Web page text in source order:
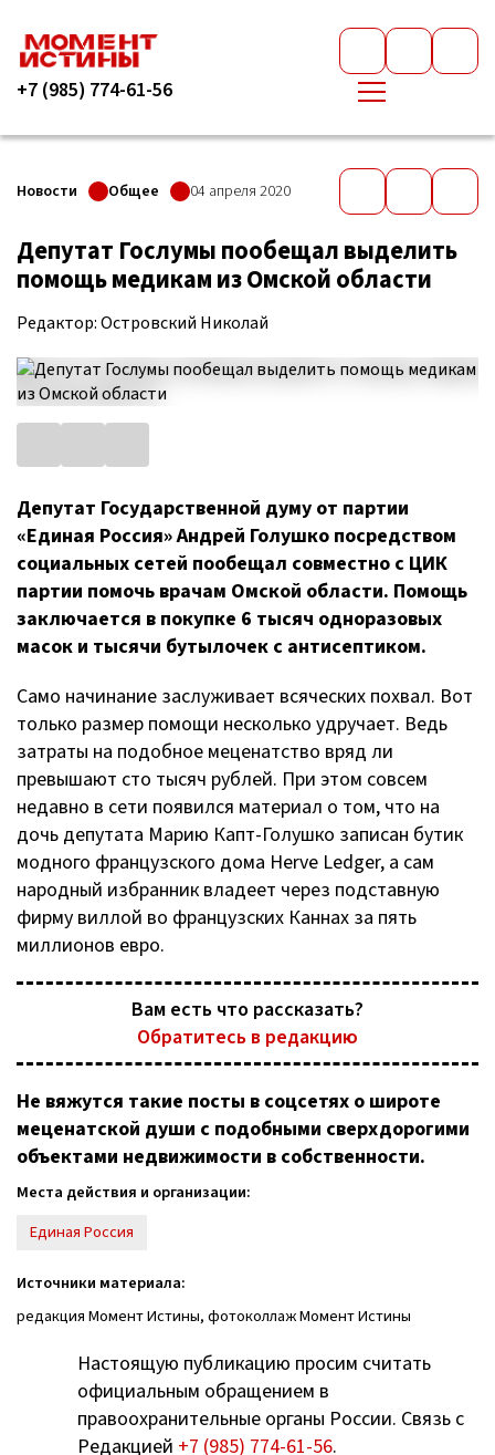
+7 (985) 774-61-56
Новости Общее 04 апреля 2020
Депутат Гослумы пообещал выделить
помощь медикам из Омской области
Редактор: Островский Николай
Депутат Государственной думу от партии
«Единая Россия» Андрей Голушко посредством
социальных сетей пообещал совместно с ЦИК
партии помочь врачам Омской области. Помощь
заключается в покупке 6 тысяч одноразовых
масок и тысячи бутылочек с антисептиком.
Само начинание заслуживает всяческих похвал. Вот
только размер помощи несколько удручает. Ведь
затраты на подобное меценатство вряд ли
превышают сто тысяч рублей. При этом совсем
недавно в сети появился материал о том, что на
дочь депутата Марию Капт-Голушко записан бутик
модного французского дома Herve Ledger, а сам
народный избранник владеет через подставную
фирму виллой во французских Каннах за пять
миллионов евро.
Не вяжутся такие посты в соцсетях о широте
меценатской души с подобными сверхдорогими
объектами недвижимости в собственности.
Вам есть что рассказать?
Обратитесь в редакцию
Места действия и организации:
Единая Россия
Источники материала:
редакция Момент Истины, фотоколлаж Момент Истины
Настоящую публикацию просим считать
официальным обращением в
правоохранительные органы России. Связь с
Редакцией +7 (985) 774-61-56.